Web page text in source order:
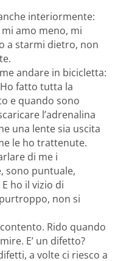
interiormente:
amo meno, mi
a starmi dietro, non
andare in bicicletta:
fatto tutta la
e quando sono
l’adrenalina
una lente sia uscita
le ho trattenute.
di me i
sono puntuale,
ho il vizio di
non si
Rido quando
E’ un difetto?
a volte ci riesco a